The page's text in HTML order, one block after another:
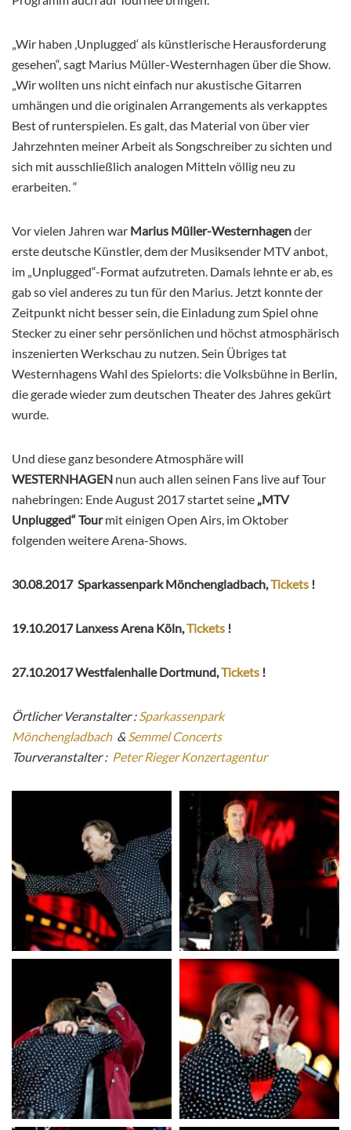
„Wir haben ‚Unplugged‘ als künstlerische Herausforderung
gesehen“, sagt Marius Müller-Westernhagen über die Show.
„Wir wollten uns nicht einfach nur akustische Gitarren
umhängen und die originalen Arrangements als verkapptes
Best of runterspielen. Es galt, das Material von über vier
Jahrzehnten meiner Arbeit als Songschreiber zu sichten und
sich mit ausschließlich analogen Mitteln völlig neu zu
erarbeiten. “
Vor vielen Jahren war Marius Müller-Westernhagender
erste deutsche Künstler, dem der Musiksender MTV anbot,
im „Unplugged“-Format aufzutreten. Damals lehnte er ab, es
gab so viel anderes zu tun für den Marius. Jetzt konnte der
Zeitpunkt nicht besser sein, die Einladung zum Spiel ohne
Stecker zu einer sehr persönlichen und höchst atmosphärisch
inszenierten Werkschau zu nutzen. Sein Übriges tat
Westernhagens Wahl des Spielorts: die Volksbühne in Berlin,
die gerade wieder zum deutschen Theater des Jahres gekürt
wurde.
Und diese ganz besondere Atmosphäre will
WESTERNHAGEN nun auch allen seinen Fans live auf Tour
nahebringen: Ende August 2017 startet seine „MTV
Unplugged“ Tourmit einigen Open Airs, im Oktober
folgenden weitere Arena-Shows.
30.08.2017 Sparkassenpark Mönchengladbach,Tickets !
19.10.2017 Lanxess Arena Köln,Tickets !
27.10.2017 Westfalenhalle Dortmund,Tickets !
Örtlicher Veranstalter :Sparkassenpark
Mönchengladbach &Semmel Concerts
Tourveranstalter : Peter Rieger Konzertagentur